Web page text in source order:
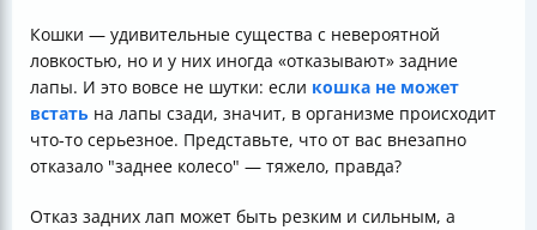
Кошки — удивительные существа с невероятной
ловкостью, но и у них иногда «отказывают» задние
лапы. И это вовсе не шутки: если кошка не может
встать на лапы сзади, значит, в организме происходит
что-то серьезное. Представьте, что от вас внезапно
отказало "заднее колесо" — тяжело, правда?
Отказ задних лап может быть резким и сильным, а